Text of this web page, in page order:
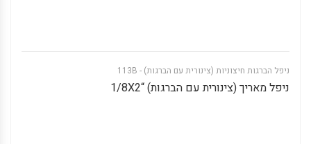
ניפל הברגות חיצוניות (צינורית עם הברגות) - 113B
ניפל מאריך (צינורית עם הברגות) “1/8X2